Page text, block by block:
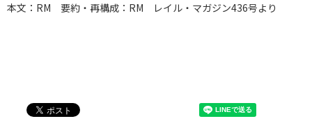
本文：RM 要約・再構成：RM レイル・マガジン436号より